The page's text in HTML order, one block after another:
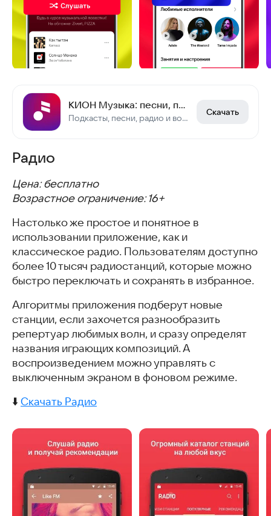
КИОН Музыка: песни, подкасты
Подкасты, песни, радио и возможность слушать музыку бесплатно и без интернета
Скачать
Радио
Цена: бесплатно
Возрастное ограничение: 16+
Настолько же простое и понятное в
использовании приложение, как и
классическое радио. Пользователям доступно
более 10 тысяч радиостанций, которые можно
быстро переключать и сохранять в избранное.
Алгоритмы приложения подберут новые
станции, если захочется разнообразить
репертуар любимых волн, и сразу определят
названия играющих композиций. А
воспроизведением можно управлять с
выключенным экраном в фоновом режиме.
⬇️ Скачать Радио